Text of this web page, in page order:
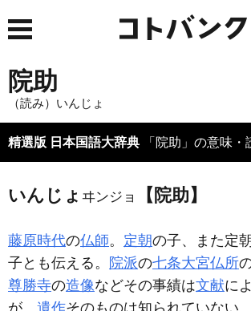
院助
（読み）いんじょ
精選版 日本国語大辞典 「院助」の意味
いんじょ ヰンジョ 【院助】
藤原時代の仏師。 定朝の子、また定
子とも伝える。
院派の七条大宮仏所
尊勝寺の造像などその事績は文献に
が、 遺作そのものは知られていない。